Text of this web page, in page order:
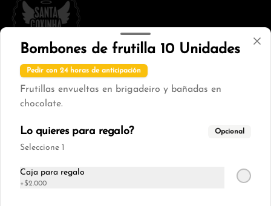
Conócenos
Zona de Delivery
Política de privacidad
Bombones de frutilla 10 Unidades
Pedir con 24 horas de anticipación
Frutillas envueltas en brigadeiro y bañadas en
chocolate.
Lo quieres para regalo? Opcional
Seleccione 1
Caja para regalo
+$2.000